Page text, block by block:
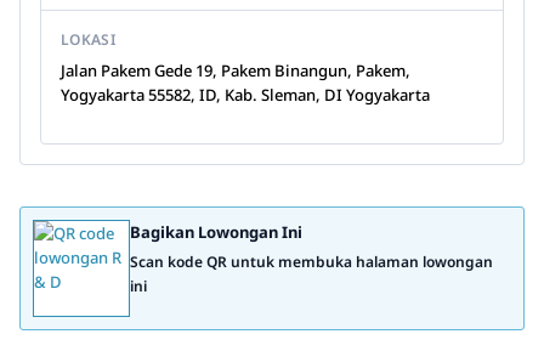
LOKASI
Jalan Pakem Gede 19, Pakem Binangun, Pakem,
Yogyakarta 55582, ID, Kab. Sleman, DI Yogyakarta
Bagikan Lowongan Ini
Scan kode QR untuk membuka halaman lowongan
ini